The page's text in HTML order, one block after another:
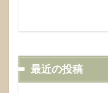
最近の投稿